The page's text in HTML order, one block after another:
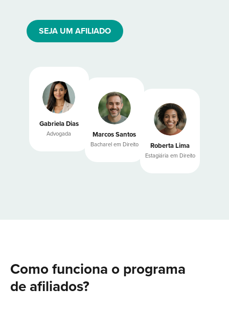
SEJA UM AFILIADO
Gabriela Dias
Advogada Marcos Santos
Bacharel em Direito Roberta Lima
Estagiária em Direito
Como funciona o programa
de afiliados?